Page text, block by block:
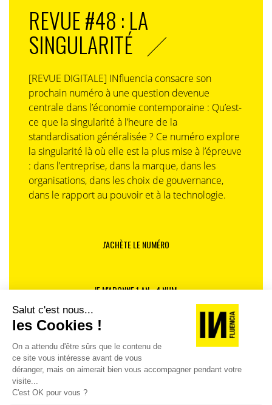
REVUE #48 : LA
SINGULARITÉ
[REVUE DIGITALE] INfluencia consacre son
prochain numéro à une question devenue
centrale dans l’économie contemporaine : Qu’est-
ce que la singularité à l’heure de la
standardisation généralisée ? Ce numéro explore
la singularité là où elle est la plus mise à l’épreuve
: dans l’entreprise, dans la marque, dans les
organisations, dans les choix de gouvernance,
dans le rapport au pouvoir et à la technologie.
J'ACHÈTE LE NUMÉRO
JE M'ABONNE 1 AN - 4 NUM.
JE DÉCOUVRE LES NUMÉROS PRÉCÉDENTS
Je suis déjà abonné(e) :je consulte la revue en